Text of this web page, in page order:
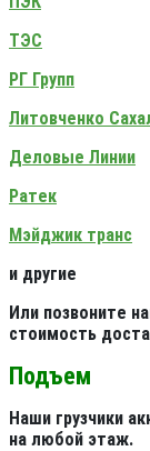
ТЭС
РГ Групп
Литовченко
Деловые Линии
Ратек
Мэйджик транс
и другие
Или позвоните
стоимость
Подъем
Наши грузчики
на любой этаж.